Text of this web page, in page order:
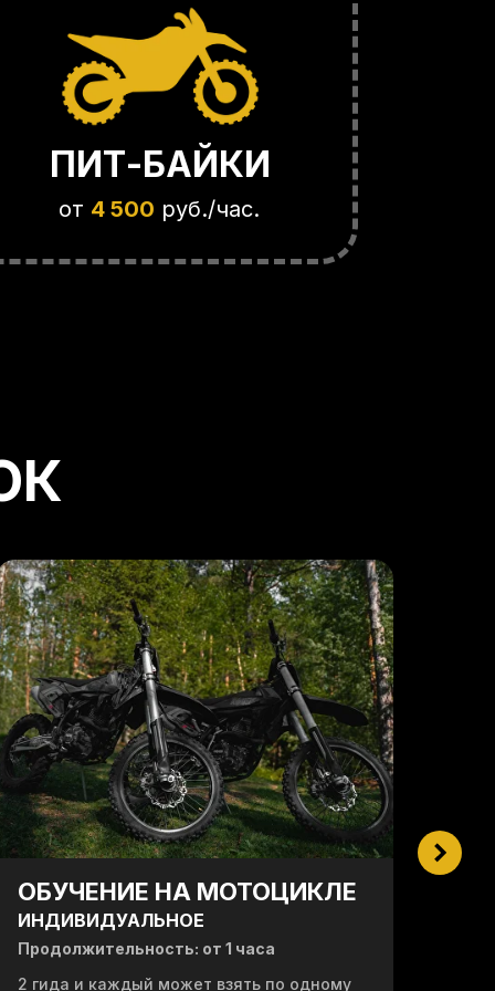
от8 500руб./час.
БАГГИ
от 4 500 руб./час.
ПИТ-БАЙКИ
ОБУЧЕНИЕ НА МОТОЦИКЛЕ
ИНДИВИДУАЛЬНОЕ
Продолжительность: от 1 часа
2 гида и каждый может взять по одному